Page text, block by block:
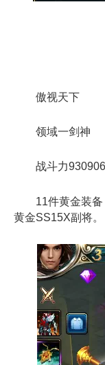
傲视天下
领域一剑神
战斗力
11件黄金装备
黄金SS15X副